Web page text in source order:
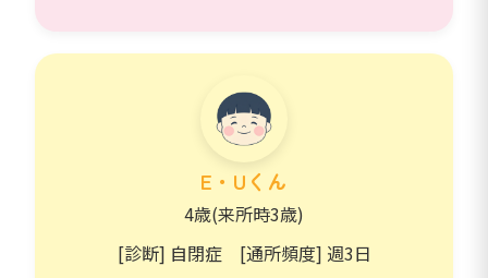
E・Uくん
4歳(来所時3歳)
[診断] 自閉症 [通所頻度] 週3日